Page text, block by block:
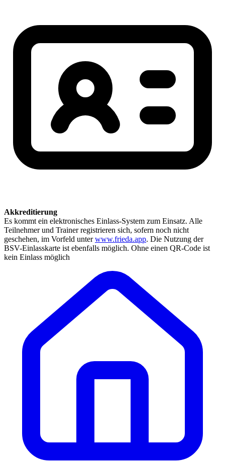
Akkreditierung
Es kommt ein elektronisches Einlass-System zum Einsatz. Alle
Teilnehmer und Trainer registrieren sich, sofern noch nicht
geschehen, im Vorfeld unterwww.frieda.app. Die Nutzung der
BSV-Einlasskarte ist ebenfalls möglich. Ohne einen QR-Code ist
kein Einlass möglich